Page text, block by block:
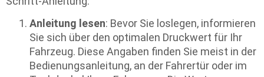
Anleitung lesen: Bevor Sie loslegen, informieren
Sie sich über den optimalen Druckwert für Ihr
Fahrzeug. Diese Angaben finden Sie meist in der
Bedienungsanleitung, an der Fahrertür oder im